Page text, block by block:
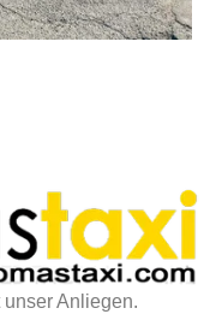
unser Anliegen.